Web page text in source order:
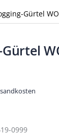
Gürtel
0999